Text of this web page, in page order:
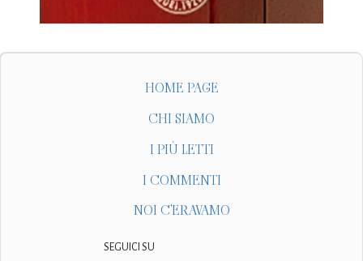
HOME PAGE
CHI SIAMO
I PIÙ LETTI
I COMMENTI
NOI C'ERAVAMO
SEGUICI SU